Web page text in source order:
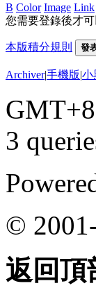
B Color Image Link
您需要登錄後才
本版積分規則 發
Archiver|手機版|小
3
©
返回頂